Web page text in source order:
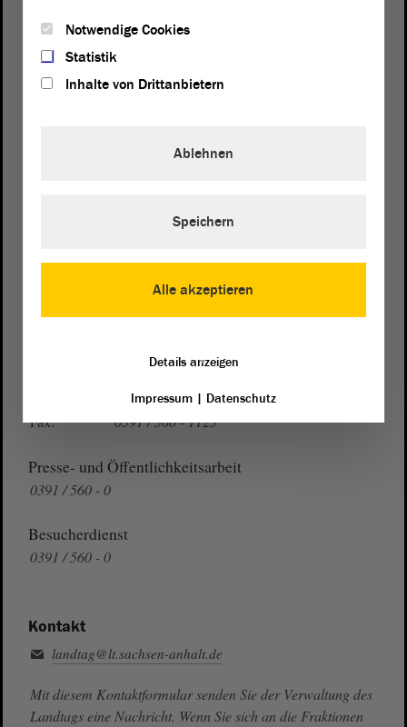
Wegbeschreibung
Auf Google Maps
0391 / 560 - 0
Fax:
0391 / 560 - 1123
Presse- und Öffentlichkeitsarbeit
0391 / 560 - 0
Besucherdienst
0391 / 560 - 0
Kontakt
landtag@lt.sachsen-anhalt.de
Mit diesem Kontaktformular senden Sie der Verwaltung des
Landtags eine Nachricht. Wenn Sie sich an die Fraktionen
Notwendige Cookies
Statistik
Inhalte von Drittanbietern
Alle akzeptieren
Ablehnen
Speichern
Details anzeigen
Impressum| Datenschutz